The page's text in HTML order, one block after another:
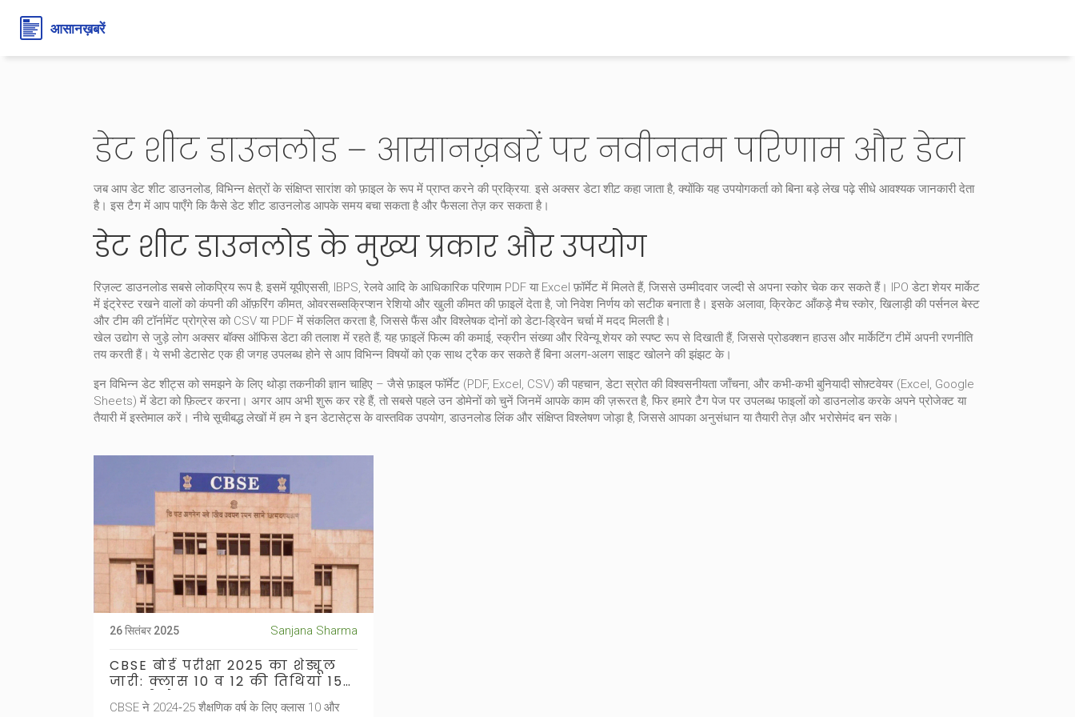
डेट शीट डाउनलोड – आसानख़बरें पर नवीनतम परिणाम और डेटा
जब आपडेट शीट डाउनलोड, विभिन्न क्षेत्रों के संक्षिप्त सारांश को फ़ाइल के रूप में प्राप्त करने की प्रक्रिया. इसे अक्सर डेटा शीट़ कहा जाता है, क्योंकि यह उपयोगकर्ता को बिना बड़े लेख पढ़े सीधे आवश्यक जानकारी देता
है। इस टैग में आप पाएँगे कि कैसे डेट शीट डाउनलोडआपके समय बचा सकता है और फैसला तेज़ कर सकता है।
डेट शीट डाउनलोड के मुख्य प्रकार और उपयोग
रिज़ल्ट डाउनलोडसबसे लोकप्रिय रूप है; इसमें यूपीएससी, IBPS, रेलवे आदि के आधिकारिक परिणाम PDF या Excel फ़ॉर्मेट में मिलते हैं, जिससे उम्मीदवार जल्दी से अपना स्कोर चेक कर सकते हैं। IPO डेटाशेयर मार्केट
में इंट्रेस्ट रखने वालों को कंपनी की ऑफ़रिंग कीमत, ओवरसब्सक्रिप्शन रेशियो और खुली कीमत की फ़ाइलें देता है, जो निवेश निर्णय को सटीक बनाता है। इसके अलावा, क्रिकेट आँकड़ेमैच स्कोर, खिलाड़ी की पर्सनल बेस्ट
और टीम की टॉर्नामेंट प्रोग्रेस को CSV या PDF में संकलित करता है, जिससे फैंस और विश्लेषक दोनों को डेटा‑ड्रिवेन चर्चा में मदद मिलती है।
खेल उद्योग से जुड़े लोग अक्सर बॉक्स ऑफिस डेटाकी तलाश में रहते हैं; यह फ़ाइलें फिल्म की कमाई, स्क्रीन संख्या और रिवेन्यू शेयर को स्पष्ट रूप से दिखाती हैं, जिससे प्रोडक्शन हाउस और मार्केटिंग टीमें अपनी रणनीति
तय करती हैं। ये सभी डेटासेट एक ही जगह उपलब्ध होने से आप विभिन्न विषयों को एक साथ ट्रैक कर सकते हैं बिना अलग‑अलग साइट खोलने की झंझट के।
इन विभिन्न डेट शीट्स को समझने के लिए थोड़ा तकनीकी ज्ञान चाहिए – जैसे फ़ाइल फॉर्मेट (PDF, Excel, CSV) की पहचान, डेटा स्रोत की विश्वसनीयता जाँचना, और कभी‑कभी बुनियादी सोफ़्टवेयर (Excel, Google
Sheets) में डेटा को फ़िल्टर करना। अगर आप अभी शुरू कर रहे हैं, तो सबसे पहले उन डोमेनों को चुनें जिनमें आपके काम की ज़रूरत है, फिर हमारे टैग पेज पर उपलब्ध फाइलों को डाउनलोड करके अपने प्रोजेक्ट या
तैयारी में इस्तेमाल करें। नीचे सूचीबद्ध लेखों में हम ने इन डेटासेट्स के वास्तविक उपयोग, डाउनलोड लिंक और संक्षिप्त विश्लेषण जोड़ा है, जिससे आपका अनुसंधान या तैयारी तेज़ और भरोसेमंद बन सके।
26 सितंबर 2025 Sanjana Sharma
CBSE बोर्ड परीक्षा 2025 का शेड्यूल
जारी: क्लास 10 व 12 की तिथियां 15
फ़रवरी से शुरू
CBSE ने 2024‑25 शैक्षणिक वर्ष के लिए क्लास 10 और